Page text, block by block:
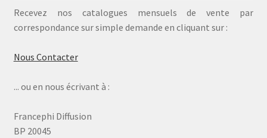
Recevez nos catalogues mensuels de vente par
correspondance sur simple demande en cliquant sur :
Nous Contacter
... ou en nous écrivant à :
Francephi Diffusion
BP 20045